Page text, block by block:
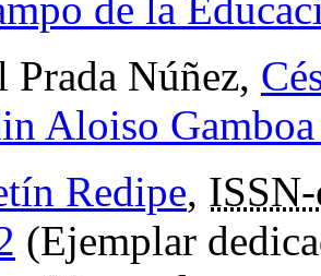
Prada Núñez,
Aloiso Gamboa
Redipe,
(Ejemplar